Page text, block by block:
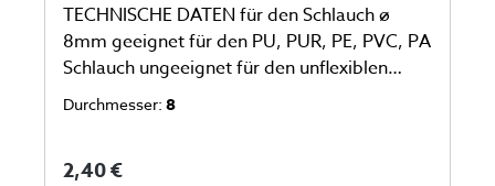
TECHNISCHE DATEN für den Schlauch ø
8mm geeignet für den PU, PUR, PE, PVC, PA
Schlauch ungeeignet für den unflexiblen
Schlauch eine Verpackungseinheit einspricht
Durchmesser: 8
Prix régulier :
2,40 €